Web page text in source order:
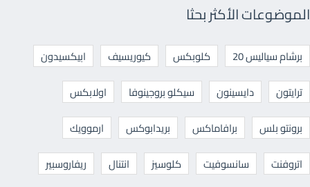
الموضوعات الأكثر بحثا
برشام سياليس 20 كلوبكس كيوريسيف
ابيكسيدون
ترايتون
دايسينون سيكلو بروجينوفا
اولابكس
برونتو بلس
برافاماكس بريدابوكس
ارموويك
اتروفنت
سانسوفيت كلوسيز انتنال
ريفاروسبير